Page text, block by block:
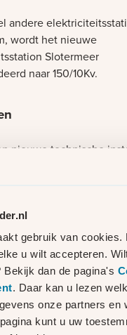
gebruik van cookies.
u wilt accepteren.
Bekijk dan de pagina's
. Daar kan u lezen
onze partners en
kunt u uw
andere
wordt het nieuwe
Slotermeer
naar 150/10Kv.
nieuwe technische
van ieder 53 Mega
(MVA). Eén van deze
staat reserve en
als dat nodig
een vermogen van